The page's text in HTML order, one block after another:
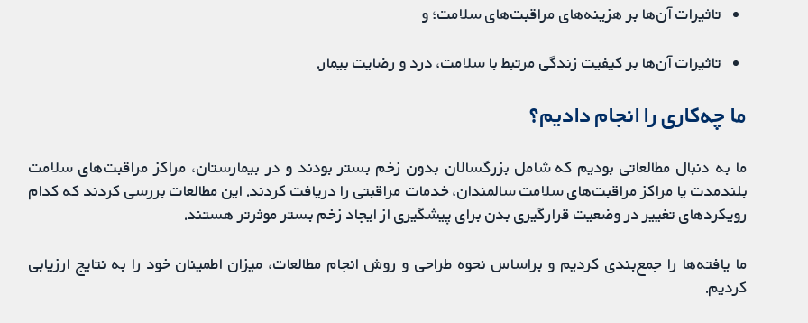
تاثیرات آن‌ها بر هزینه‌های مراقبت‌های سلامت؛ و
تاثیرات آن‌ها بر کیفیت زندگی مرتبط با سلامت، درد و رضایت بیمار.
ما چه‌کاری را انجام دادیم؟
ما به دنبال مطالعاتی بودیم که شامل بزرگسالان بدون زخم بستر بودند و در بیمارستان، مراکز مراقبت‌های سلامت
بلندمدت یا مراکز مراقبت‌های سلامت سالمندان، خدمات مراقبتی را دریافت کردند. این مطالعات بررسی کردند که کدام
رویکردهای تغییر در وضعیت قرارگیری بدن برای پیشگیری از ایجاد زخم بستر موثرتر هستند.
ما یافته‌ها را جمع‌بندی کردیم و براساس نحوه طراحی و روش انجام مطالعات، میزان اطمینان خود را به نتایج ارزیابی
کردیم.